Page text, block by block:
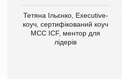
Тетяна Ільєнко, Executive-
коуч, сертифікований коуч
МСС ICF, ментор для
лідерів